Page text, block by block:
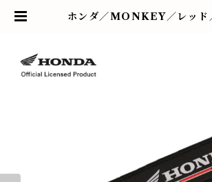
ホンダ／MONKEY／レッド